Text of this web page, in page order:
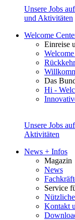
Unsere Jobs
und Aktivitäten
Welcome
Einreise
Das
Hi -
Unsere Jobs
Aktivitäten
News + Infos
Magazin
News
Service
Kontakt